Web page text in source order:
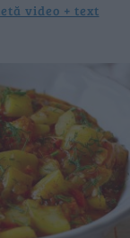
video + text